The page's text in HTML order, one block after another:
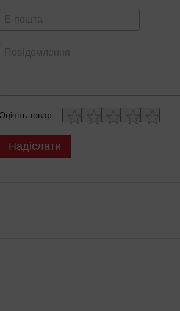
товар
Надіслати